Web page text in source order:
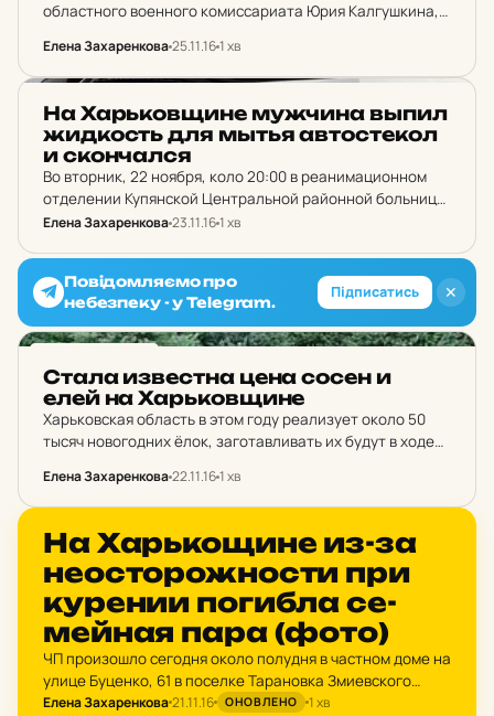
областного военного комиссариата Юрия Калгушкина, в
призыв срочников – в армию отправились 1 тыс. 100
призывников. От общего количества…
Елена Захаренкова25.11.161 хв
На Харь­ков­щи­не муж­чи­на выпил
жид­кость для мытья ав­тос­те­кол
и скон­чал­ся
Во вторник, 22 ноября, коло 20:00 в реанимационном
отделении Купянской Центральной районной больницы
внезапно умер 70-летний житель села Грушевка
облуправления Нацполиции, мужчина перепутал
бутылку…
Елена Захаренкова23.11.161 хв
✕
Повідомляємо про
небезпеку - у Telegram.
Підписатись
Стала из­вес­тна цена сосен и
елей на Харь­ков­щи­не
Харьковская область в этом году реализует около 50
тысяч новогодних ёлок, заготавливать их будут в ходе
насаждениями. Средняя цена ёлок и сосен из лесных…
Елена Захаренкова22.11.161 хв
НОВИНИ ХАРКОВА
На Харь­ко­щи­не из-за
не­ос­то­рож­нос­ти при
ку­ре­нии по­гиб­ла се­
мей­ная пара (фото)
ЧП произошло сегодня около полудня в частном доме на
улице Буценко, 61 в поселке Тарановка Змиевского
района Харьковской области. До прибытия спасателей
Елена Захаренкова21.11.16 ОНОВЛЕНО 1 хв